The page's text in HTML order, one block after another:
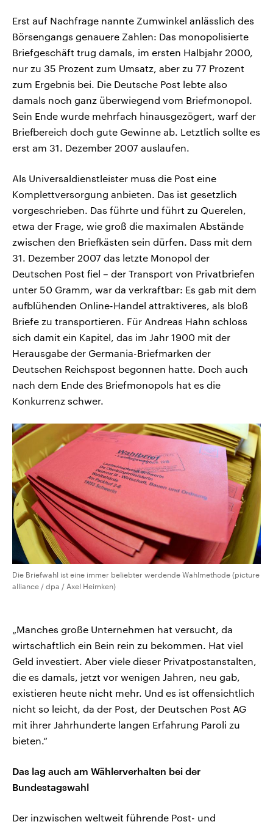
Erst auf Nachfrage nannte Zumwinkel anlässlich des
Börsengangs genauere Zahlen: Das monopolisierte
Briefgeschäft trug damals, im ersten Halbjahr 2000,
nur zu 35 Prozent zum Umsatz, aber zu 77 Prozent
zum Ergebnis bei. Die Deutsche Post lebte also
damals noch ganz überwiegend vom Briefmonopol.
Sein Ende wurde mehrfach hinausgezögert, warf der
Briefbereich doch gute Gewinne ab. Letztlich sollte es
erst am 31. Dezember 2007 auslaufen.
Als Universaldienstleister muss die Post eine
Komplettversorgung anbieten. Das ist gesetzlich
vorgeschrieben. Das führte und führt zu Querelen,
etwa der Frage, wie groß die maximalen Abstände
zwischen den Briefkästen sein dürfen. Dass mit dem
31. Dezember 2007 das letzte Monopol der
Deutschen Post fiel – der Transport von Privatbriefen
unter 50 Gramm, war da verkraftbar: Es gab mit dem
aufblühenden Online-Handel attraktiveres, als bloß
Briefe zu transportieren. Für Andreas Hahn schloss
sich damit ein Kapitel, das im Jahr 1900 mit der
Herausgabe der Germania-Briefmarken der
Deutschen Reichspost begonnen hatte. Doch auch
nach dem Ende des Briefmonopols hat es die
Konkurrenz schwer.
Die Briefwahl ist eine immer beliebter werdende Wahlmethode (picture
alliance / dpa / Axel Heimken)
„Manches große Unternehmen hat versucht, da
wirtschaftlich ein Bein rein zu bekommen. Hat viel
Geld investiert. Aber viele dieser Privatpostanstalten,
die es damals, jetzt vor wenigen Jahren, neu gab,
existieren heute nicht mehr. Und es ist offensichtlich
nicht so leicht, da der Post, der Deutschen Post AG
mit ihrer Jahrhunderte langen Erfahrung Paroli zu
bieten.“
Das lag auch am Wählerverhalten bei der
Bundestagswahl
Der inzwischen weltweit führende Post- und